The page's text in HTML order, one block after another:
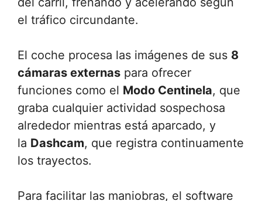
el tráfico circundante.
El coche procesa las imágenes de sus 8
cámaras externas para ofrecer
funciones como el Modo Centinela, que
graba cualquier actividad sospechosa
alrededor mientras está aparcado, y
la Dashcam, que registra continuamente
los trayectos.
Para facilitar las maniobras, el software